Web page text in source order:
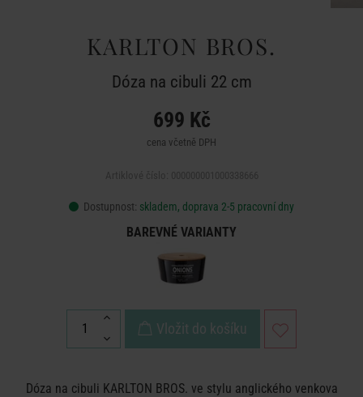
KARLTON BROS.
Dóza na cibuli 22 cm
699 Kč
cena včetně DPH
Dostupnost: skladem, doprava 2-5 pracovní dny
BAREVNÉ VARIANTY
Vložit do košíku
Dóza na cibuli KARLTON BROS. ve stylu anglického venkova